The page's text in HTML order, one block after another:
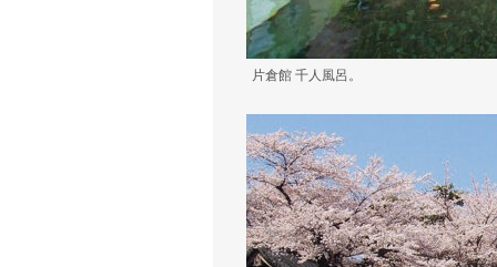
片倉館 千人風呂。